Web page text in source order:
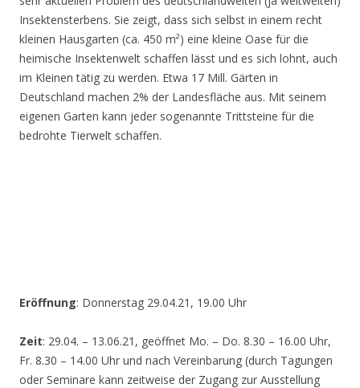
Insektensterbens. Sie zeigt, dass sich selbst in einem recht
kleinen Hausgarten (ca. 450 m²) eine kleine Oase für die
heimische Insektenwelt schaffen lässt und es sich lohnt, auch
im Kleinen tätig zu werden. Etwa 17 Mill. Gärten in
Deutschland machen 2% der Landesfläche aus. Mit seinem
eigenen Garten kann jeder sogenannte Trittsteine für die
bedrohte Tierwelt schaffen.
Eröffnung: Donnerstag 29.04.21, 19.00 Uhr
Zeit: 29.04. – 13.06.21, geöffnet Mo. – Do. 8.30 – 16.00 Uhr,
Fr. 8.30 – 14.00 Uhr und nach Vereinbarung (durch Tagungen
oder Seminare kann zeitweise der Zugang zur Ausstellung